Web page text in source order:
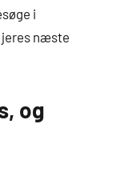
i
jeres næste
og